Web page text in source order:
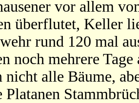
vor allem
überflutet, Keller
rund 120 mal
noch mehrere
nicht alle Bäume,
Platanen